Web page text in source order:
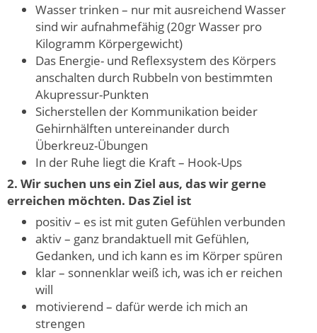
Wasser trinken – nur mit ausreichend Wasser
sind wir aufnahmefähig (20gr Wasser pro
Kilogramm Körpergewicht)
Das Energie- und Reflexsystem des Körpers
anschalten durch Rubbeln von bestimmten
Akupressur-Punkten
Sicherstellen der Kommunikation beider
Gehirnhälften untereinander durch
Überkreuz-Übungen
In der Ruhe liegt die Kraft – Hook-Ups
2. Wir suchen uns ein Ziel aus, das wir gerne
erreichen möchten. Das Ziel ist
positiv – es ist mit guten Gefühlen verbunden
aktiv – ganz brandaktuell mit Gefühlen,
Gedanken, und ich kann es im Körper spüren
klar – sonnenklar weiß ich, was ich er reichen
will
motivierend – dafür werde ich mich an
strengen